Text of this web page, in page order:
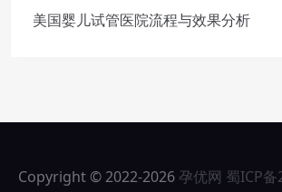
美国婴儿试管医院流程与效果分析
Copyright © 2022-2026 孕优网 蜀ICP